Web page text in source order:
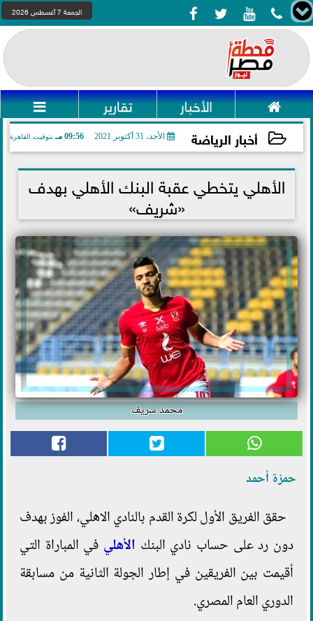
    الجمعة 7 أغسطس 2026
 الأخبار تقارير 
أخبار الرياضة الأحد، 31 أكتوبر 2021 09:56 مـ بتوقيت القاهرة
2021-10-31 21:56:49
الأهلي يتخطي عقبة البنك الأهلي بهدف
«شريف»
محمد شريف
حمزة أحمد
حقق الفريق الأول لكرة القدم بالنادي الاهلي، الفوز بهدف
دون رد على حساب نادي البنك الأهلي في المباراة التي
أقيمت بين الفريقين في إطار الجولة الثانية من مسابقة
الدوري العام المصري.